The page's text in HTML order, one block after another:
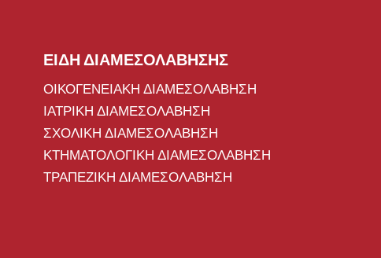
ΕΙΔΗ ΔΙΑΜΕΣΟΛΑΒΗΣΗΣ
ΟΙΚΟΓΕΝΕΙΑΚΗ ΔΙΑΜΕΣΟΛΑΒΗΣΗ
ΙΑΤΡΙΚΗ ΔΙΑΜΕΣΟΛΑΒΗΣΗ
ΣΧΟΛΙΚΗ ΔΙΑΜΕΣΟΛΑΒΗΣΗ
ΚΤΗΜΑΤΟΛΟΓΙΚΗ ΔΙΑΜΕΣΟΛΑΒΗΣΗ
ΤΡΑΠΕΖΙΚΗ ΔΙΑΜΕΣΟΛΑΒΗΣΗ